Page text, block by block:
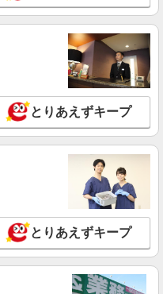
とりあえずキープ
とりあえずキープ